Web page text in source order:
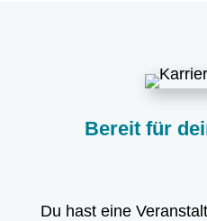
Bereit für
Du hast eine